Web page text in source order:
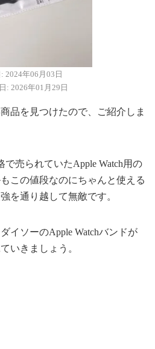
2024年06月03日
: 2026年01月29日
品を見つけたので、ご紹介しま
で売られていたApple Watch用の
この値段なのにちゃんと使える
を通り越して無敵です。
イソーのApple Watchバンドが
いきましょう。